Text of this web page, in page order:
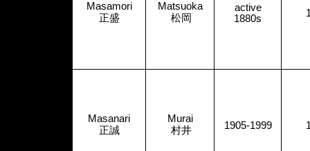
Masamori
正盛
Matsuoka
松岡
active
1880s
Masanari
正誠
Murai
村井
1905-1999